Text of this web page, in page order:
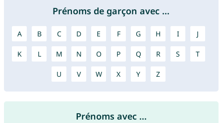
Prénoms de garçon avec ...
A B C D E F G H I J
K L M N O P Q R S T
U V W X Y Z
Prénoms avec ...